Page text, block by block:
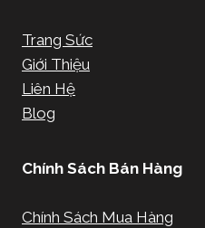
Trang Sức
Giới Thiệu
Liên Hệ
Blog
Chính Sách Bán Hàng
Chính Sách Mua Hàng